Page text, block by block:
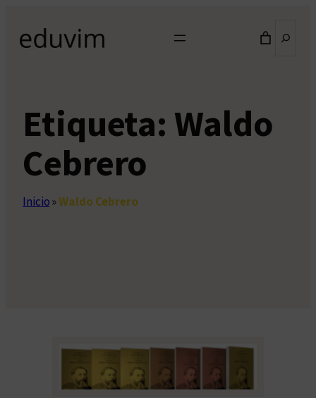
contenido
Etiqueta: Waldo
Cebrero
Inicio»Waldo Cebrero